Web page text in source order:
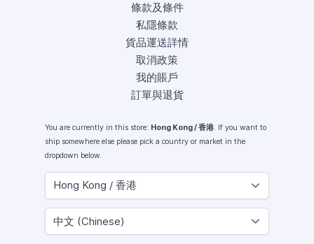
條款及條件
私隱條款
貨品運送詳情
取消政策
我的賬戶
訂單與退貨
You are currently in this store: Hong Kong / 香港. If you want to
ship somewhere else please pick a country or market in the
dropdown below.